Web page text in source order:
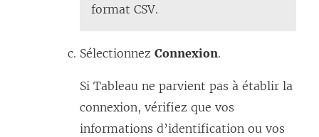
format CSV.
Sélectionnez Connexion.
Si Tableau ne parvient pas à établir la
connexion, vérifiez que vos
informations d’identification ou vos